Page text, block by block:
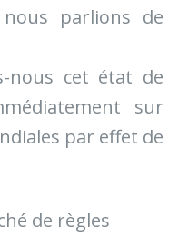
parlions de
nous cet état de
sur
par effet de
de règles